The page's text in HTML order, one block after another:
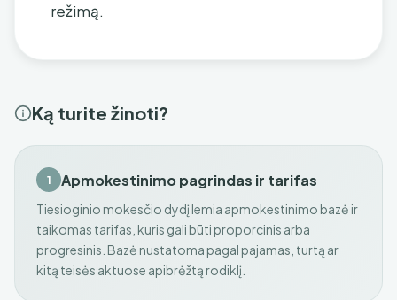
režimą.
Ką turite žinoti?
1 Apmokestinimo pagrindas ir tarifas
Tiesioginio mokesčio dydį lemia apmokestinimo bazė ir
taikomas tarifas, kuris gali būti proporcinis arba
progresinis. Bazė nustatoma pagal pajamas, turtą ar
kitą teisės aktuose apibrėžtą rodiklį.